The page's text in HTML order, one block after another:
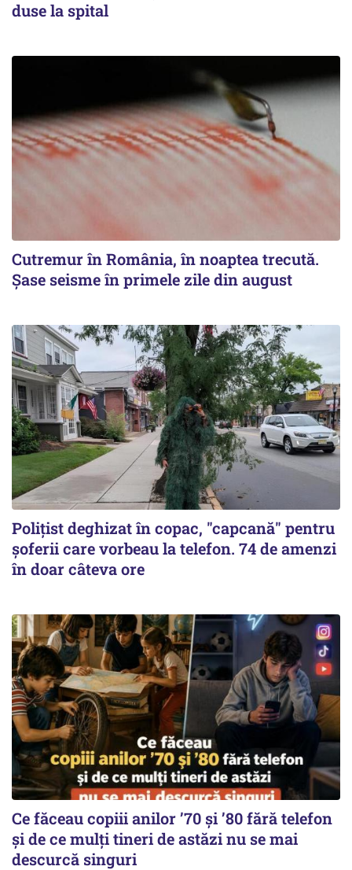
duse la spital
Cutremur în România, în noaptea trecută.
Șase seisme în primele zile din august
Polițist deghizat în copac, "capcană" pentru
șoferii care vorbeau la telefon. 74 de amenzi
în doar câteva ore
Ce făceau copiii anilor ’70 și ’80 fără telefon
și de ce mulți tineri de astăzi nu se mai
descurcă singuri